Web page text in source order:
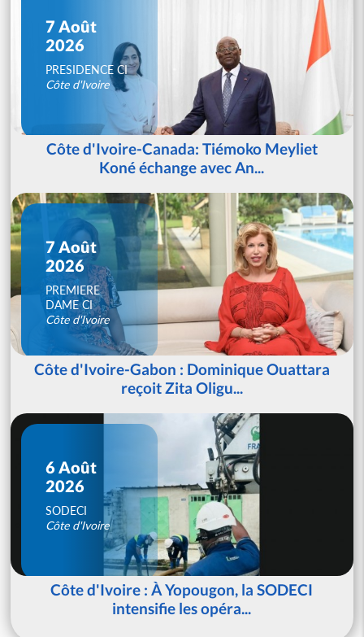
7 Août
2026
PRESIDENCE CI
Côte d'Ivoire
Côte d'Ivoire-Canada: Tiémoko Meyliet
Koné échange avec An...
7 Août
2026
PREMIERE
DAME CI
Côte d'Ivoire
Côte d'Ivoire-Gabon : Dominique Ouattara
reçoit Zita Oligu...
6 Août
2026
SODECI
Côte d'Ivoire
Côte d'Ivoire : À Yopougon, la SODECI
intensifie les opéra...